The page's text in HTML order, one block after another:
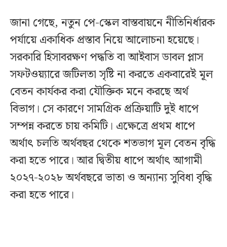
জানা গেছে, নতুন পে-স্কেল বাস্তবায়নে নীতিনির্ধারক
পর্যায়ে একাধিক প্রস্তাব নিয়ে আলোচনা হয়েছে।
সরকারি হিসাবরক্ষণ পদ্ধতি বা আইবাস ডাবল প্লাস
সফটওয়্যারে জটিলতা সৃষ্টি না করতে একবারেই মূল
বেতন কার্যকর করা যৌক্তিক মনে করছে অর্থ
বিভাগ। সে কারণে সামগ্রিক প্রক্রিয়াটি দুই ধাপে
সম্পন্ন করতে চায় কমিটি। এক্ষেত্রে প্রথম ধাপে
অর্থাৎ চলতি অর্থবছর থেকে শতভাগ মূল বেতন বৃদ্ধি
করা হতে পারে। আর দ্বিতীয় ধাপে অর্থাৎ আগামী
২০২৭-২০২৮ অর্থবছরে ভাতা ও অন্যান্য সুবিধা বৃদ্ধি
করা হতে পারে।